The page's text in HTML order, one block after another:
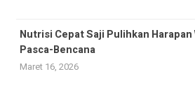
Nutrisi Cepat Saji Pulihkan Harapan
Pasca-Bencana
Maret 16, 2026